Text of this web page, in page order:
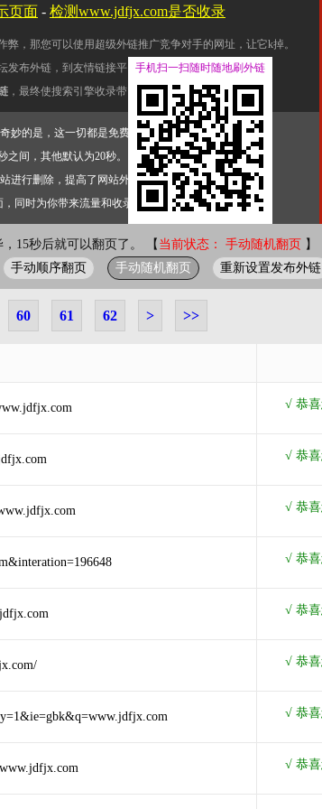
，那您可以使用超级外链推广竞争对手的网址，让它k掉。
发布外链，到友情链接平台交换友情链接。
，最终使搜索引擎收录带网址的查询页面。
妙的是，这一切都是免费的。
间，其他默认为20秒。）
进行删除，提高了网站外链的质量。
同时为你带来流量和收录。 错误外链纠正
15秒后就可以翻页了。 【 当前状态： 手动随机翻页 】
手动顺序翻页 手动随机翻页 重新设置发布外链
60 61 62 > >>
页面 - 检测www.jdfjx.com是否收录
手机扫一扫随时随地刷外链